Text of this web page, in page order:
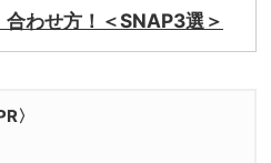
わせ方！＜SNAP3選＞
〉